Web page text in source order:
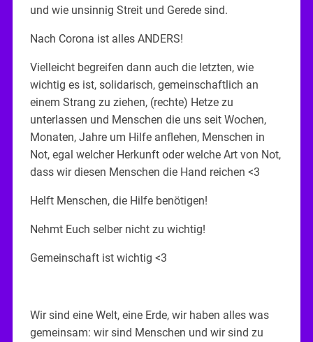
und wie unsinnig Streit und Gerede sind.
Nach Corona ist alles ANDERS!
Vielleicht begreifen dann auch die letzten, wie
wichtig es ist, solidarisch, gemeinschaftlich an
einem Strang zu ziehen, (rechte) Hetze zu
unterlassen und Menschen die uns seit Wochen,
Monaten, Jahre um Hilfe anflehen, Menschen in
Not, egal welcher Herkunft oder welche Art von Not,
dass wir diesen Menschen die Hand reichen <3
Helft Menschen, die Hilfe benötigen!
Nehmt Euch selber nicht zu wichtig!
Gemeinschaft ist wichtig <3
Wir sind eine Welt, eine Erde, wir haben alles was
gemeinsam: wir sind Menschen und wir sind zu